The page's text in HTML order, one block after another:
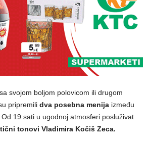
svojom boljom polovicom ili drugom
pripremili dva posebna menijaizmeđu
19 sati u ugodnoj atmosferi posluživat
tonovi Vladimira Kočiš Zeca.